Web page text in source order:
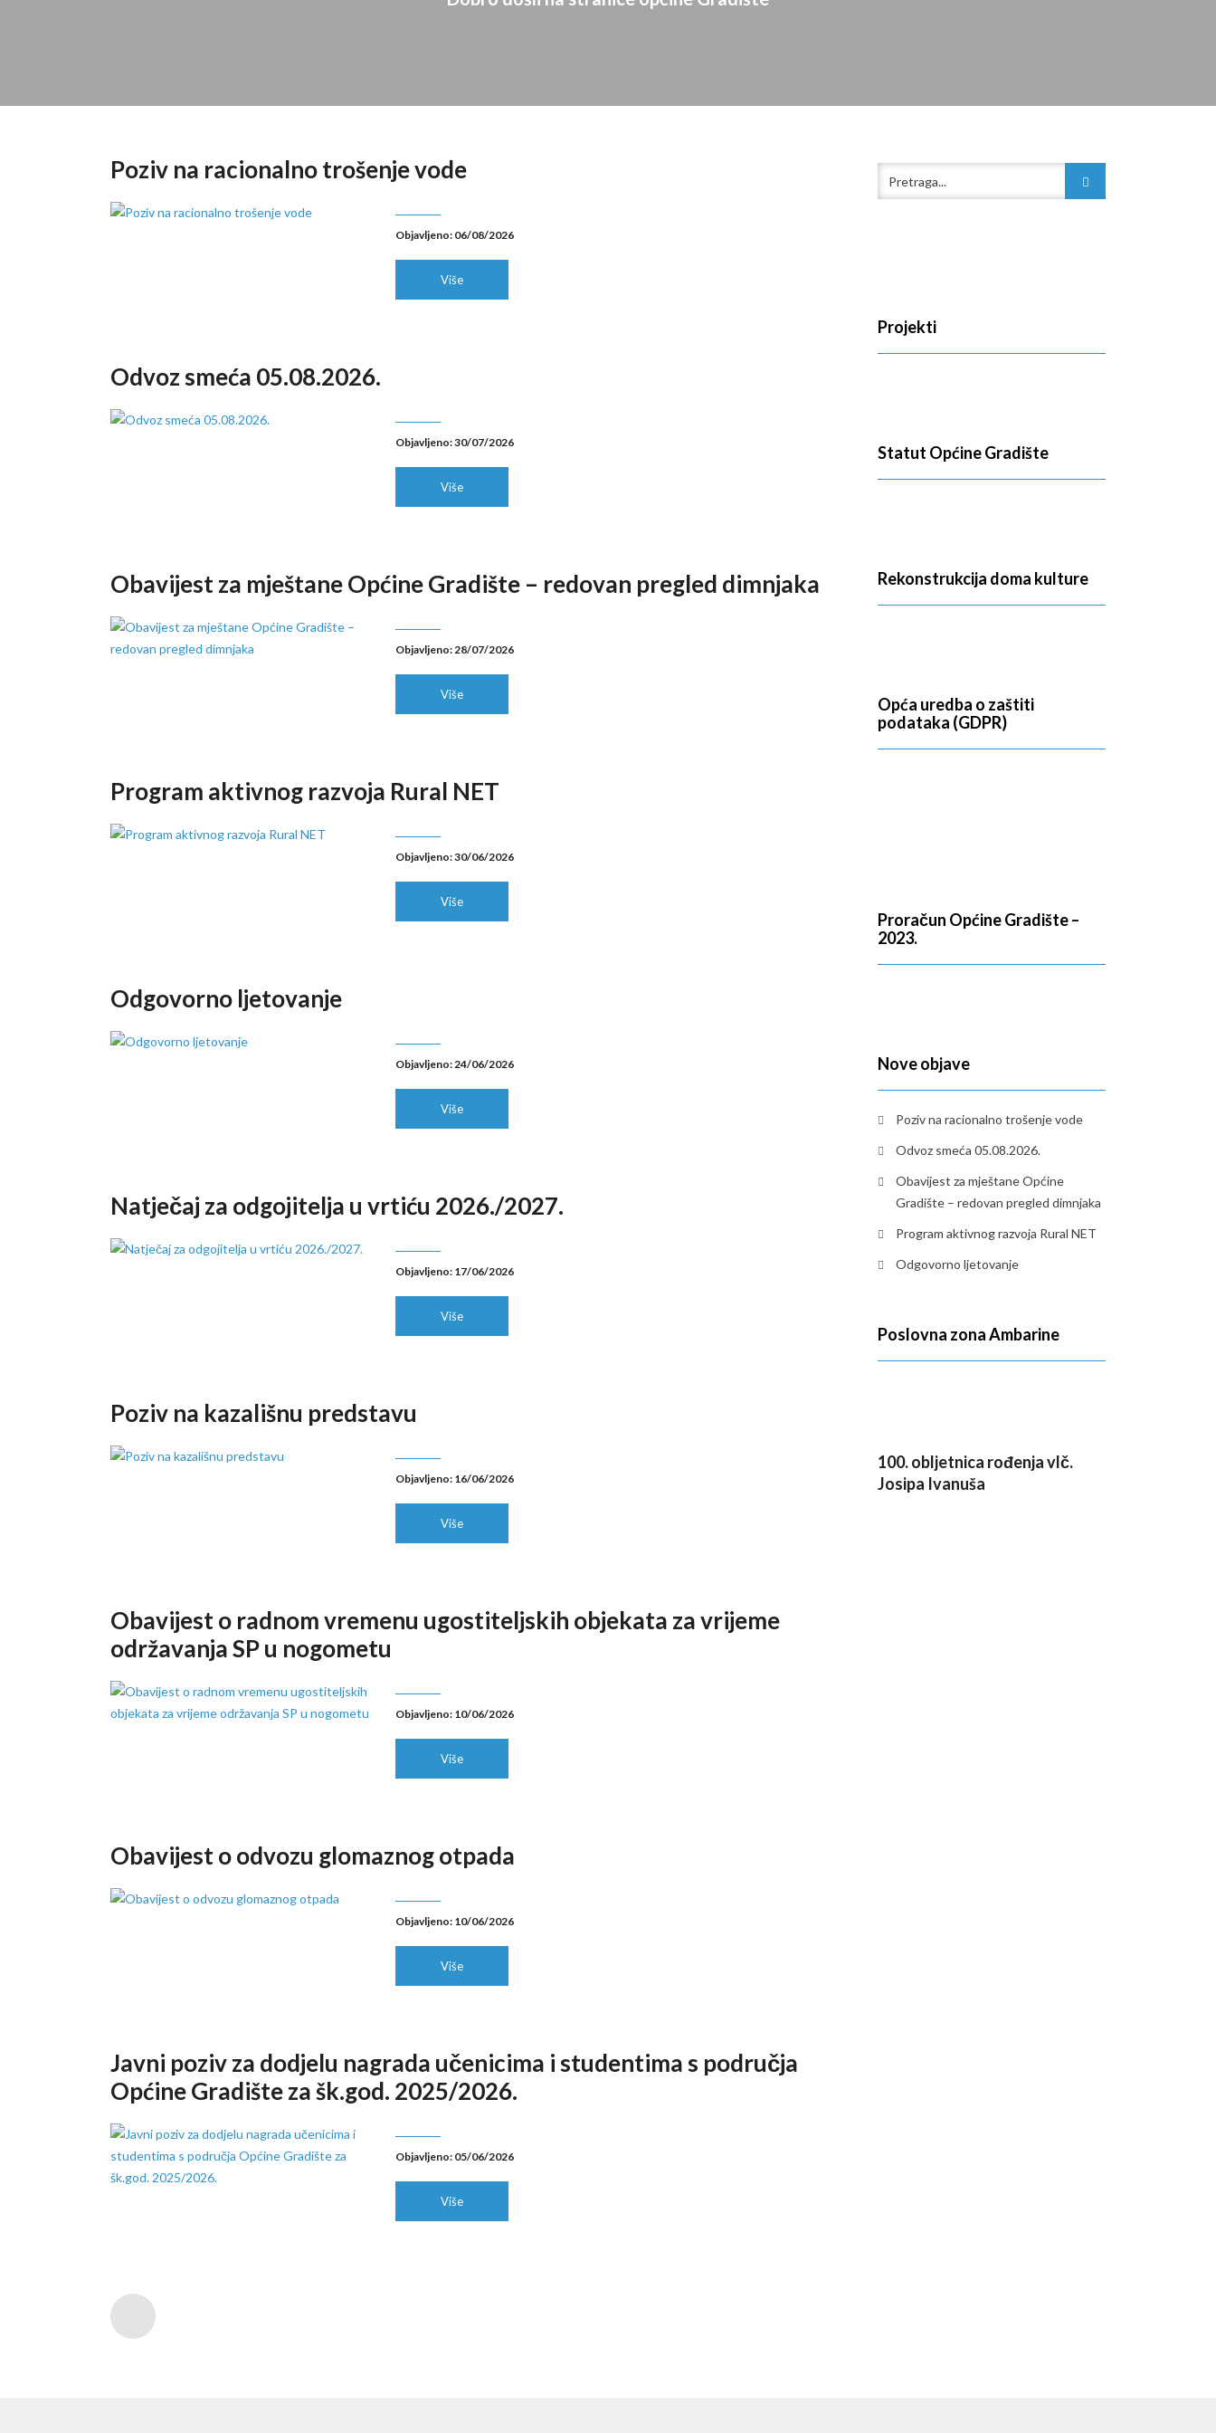
Poziv na racionalno trošenje vode
Objavljeno: 06/08/2026
Više
Odvoz smeća 05.08.2026.
Objavljeno: 30/07/2026
Više
Obavijest za mještane Općine Gradište – redovan pregled dimnjaka
Objavljeno: 28/07/2026
Više
Program aktivnog razvoja Rural NET
Objavljeno: 30/06/2026
Više
Odgovorno ljetovanje
Objavljeno: 24/06/2026
Više
Natječaj za odgojitelja u vrtiću 2026./2027.
Objavljeno: 17/06/2026
Više
Poziv na kazališnu predstavu
Objavljeno: 16/06/2026
Više
Obavijest o radnom vremenu ugostiteljskih objekata za vrijeme
održavanja SP u nogometu
Objavljeno: 10/06/2026
Više
Obavijest o odvozu glomaznog otpada
Objavljeno: 10/06/2026
Više
Javni poziv za dodjelu nagrada učenicima i studentima s područja
Općine Gradište za šk.god. 2025/2026.
Objavljeno: 05/06/2026
Više
Projekti
Statut Općine Gradište
Rekonstrukcija doma kulture
Opća uredba o zaštiti
podataka (GDPR)
Proračun Općine Gradište –
2023.
Nove objave
Poziv na racionalno trošenje vode
Odvoz smeća 05.08.2026.
Obavijest za mještane Općine
Gradište – redovan pregled dimnjaka
Program aktivnog razvoja Rural NET
Odgovorno ljetovanje
Poslovna zona Ambarine
100. obljetnica rođenja vlč.
Josipa Ivanuša